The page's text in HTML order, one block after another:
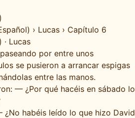
› Lucas › Capítulo 6
· Lucas
por entre unos
se pusieron a arrancar espigas
entre las manos.
— ¿Por qué hacéis en sábado lo
habéis leído lo que hizo David